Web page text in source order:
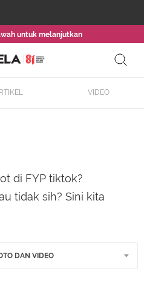
untuk melanjutkan
VIDEO
di FYP tiktok?
tidak sih? Sini kita
DAN VIDEO